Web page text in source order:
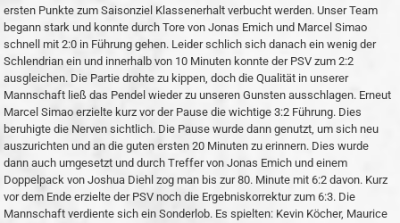
ersten Punkte zum Saisonziel Klassenerhalt verbucht werden. Unser Team
begann stark und konnte durch Tore von Jonas Emich und Marcel Simao
schnell mit 2:0 in Führung gehen. Leider schlich sich danach ein wenig der
Schlendrian ein und innerhalb von 10 Minuten konnte der PSV zum 2:2
ausgleichen. Die Partie drohte zu kippen, doch die Qualität in unserer
Mannschaft ließ das Pendel wieder zu unseren Gunsten ausschlagen. Erneut
Marcel Simao erzielte kurz vor der Pause die wichtige 3:2 Führung. Dies
beruhigte die Nerven sichtlich. Die Pause wurde dann genutzt, um sich neu
auszurichten und an die guten ersten 20 Minuten zu erinnern. Dies wurde
dann auch umgesetzt und durch Treffer von Jonas Emich und einem
Doppelpack von Joshua Diehl zog man bis zur 80. Minute mit 6:2 davon. Kurz
vor dem Ende erzielte der PSV noch die Ergebniskorrektur zum 6:3. Die
Mannschaft verdiente sich ein Sonderlob. Es spielten: Kevin Köcher, Maurice